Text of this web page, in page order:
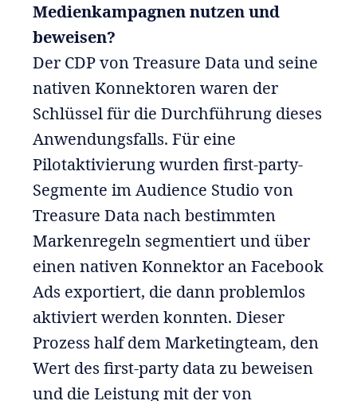
Medienkampagnen nutzen und
beweisen?
Der CDP von Treasure Data und seine
nativen Konnektoren waren der
Schlüssel für die Durchführung dieses
Anwendungsfalls. Für eine
Pilotaktivierung wurden first-party-
Segmente im Audience Studio von
Treasure Data nach bestimmten
Markenregeln segmentiert und über
einen nativen Konnektor an Facebook
Ads exportiert, die dann problemlos
aktiviert werden konnten. Dieser
Prozess half dem Marketingteam, den
Wert des first-party data zu beweisen
und die Leistung mit der von